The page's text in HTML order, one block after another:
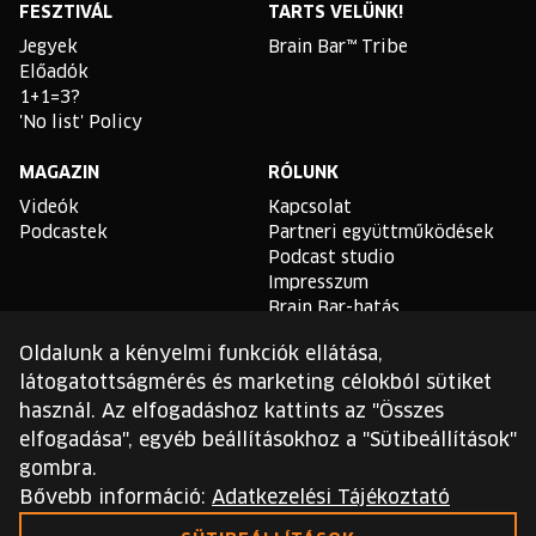
FESZTIVÁL
Jegyek
Előadók
1+1=3?
'No list' Policy
TARTS VELÜNK!
Brain Bar™ Tribe
MAGAZIN
Videók
Podcastek
RÓLUNK
Kapcsolat
Partneri együttműködések
Podcast studio
Impresszum
Brain Bar-hatás
TLDR
Általános Szerződési
Feltételek
Sütikezelési Szabályzat
Adatvédelmi Szabályzat
Oldalunk a kényelmi funkciók ellátása,
látogatottságmérés és marketing célokból sütiket
használ. Az elfogadáshoz kattints az "Összes
elfogadása", egyéb beállításokhoz a "Sütibeállítások"
gombra.
Bővebb információ: Adatkezelési Tájékoztató